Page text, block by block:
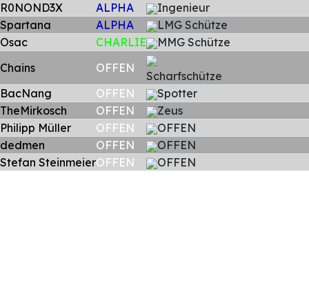
R0NOND3X
ALPHA
Ingenieur
Spartana
ALPHA
LMG Schütze
Osac
CHARLIE
MMG Schütze
Chains
OFFEN
Scharfschütze
BacNang
OFFEN
Spotter
TheMirkosch
OFFEN
Zeus
Philipp Müller
OFFEN
OFFEN
dedmen
OFFEN
OFFEN
Stefan SteinmeierOFFEN OFFEN